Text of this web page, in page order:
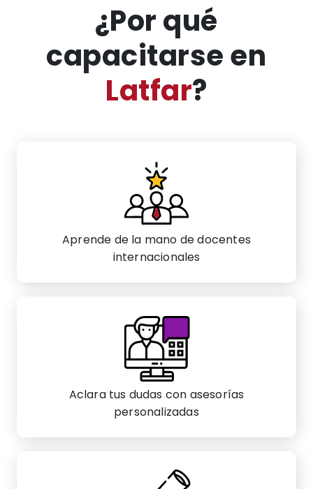
¿Por qué
capacitarse en
Latfar?
Aprende de la mano de docentes
internacionales
Aclara tus dudas con asesorías
personalizadas